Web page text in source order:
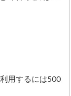
用するには500